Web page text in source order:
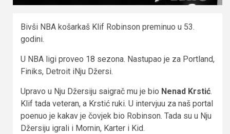
Bivši NBA košarkaš Klif Robinson preminuo u 53.
godini.
U NBA ligi proveo 18 sezona. Nastupao je za Portland,
Finiks, Detroit iNju Džersi.
Upravo u Nju Džersiju saigrač mu je bio Nenad Krstić.
Klif tada veteran, a Krstić ruki. U intervjuu za naš portal
poenuo je kakav je čovjek bio Robinson. Tada su u Nju
Džersiju igrali i Mornin, Karter i Kid.